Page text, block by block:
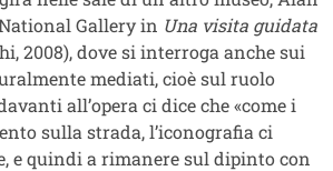
Gallery in Una visita guidata
2008), dove si interroga anche sui
mediati, cioè sul ruolo
all’opera ci dice che «come i
sulla strada, l’iconografia ci
e quindi a rimanere sul dipinto con